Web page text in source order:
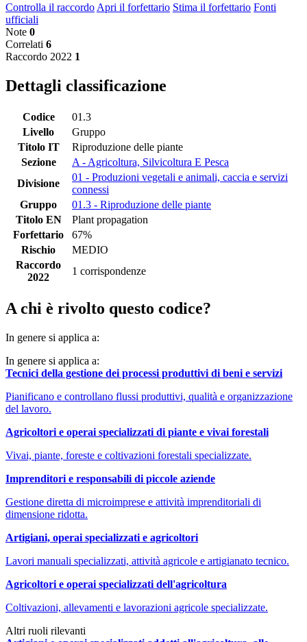
Controlla il raccordoApri il forfettario Stima il forfettario Fonti
ufficiali
Note 0
Correlati 6
Raccordo 2022 1
Dettagli classificazione
Codice
01.3
Livello
Gruppo
Titolo IT
Riproduzione delle piante
Sezione
A - Agricoltura, Silvicoltura E Pesca
Divisione
01 - Produzioni vegetali e animali, caccia e servizi
connessi
Gruppo
01.3 - Riproduzione delle piante
Titolo EN
Plant propagation
Forfettario
67%
Rischio
MEDIO
Raccordo
2022
1 corrispondenze
A chi è rivolto questo codice?
In genere si applica a:
In genere si applica a:
Tecnici della gestione dei processi produttivi di beni e servizi
Pianificano e controllano flussi produttivi, qualità e organizzazione
del lavoro.
Agricoltori e operai specializzati di piante e vivai forestali
Vivai, piante, foreste e coltivazioni forestali specializzate.
Imprenditori e responsabili di piccole aziende
Gestione diretta di microimprese e attività imprenditoriali di
dimensione ridotta.
Artigiani, operai specializzati e agricoltori
Lavori manuali specializzati, attività agricole e artigianato tecnico.
Agricoltori e operai specializzati dell'agricoltura
Coltivazioni, allevamenti e lavorazioni agricole specializzate.
Altri ruoli rilevanti